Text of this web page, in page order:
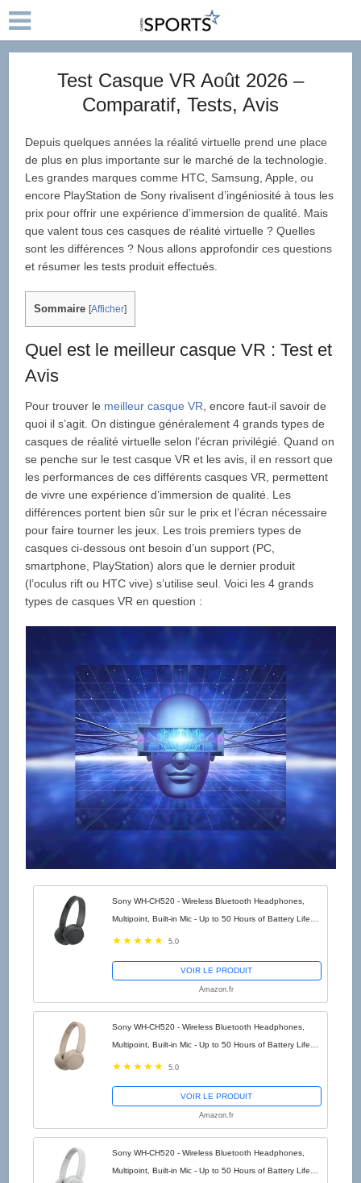
Test Casque VR Août 2026 –
Comparatif, Tests, Avis
Depuis quelques années la réalité virtuelle prend une place
de plus en plus importante sur le marché de la technologie.
Les grandes marques comme HTC, Samsung, Apple, ou
encore PlayStation de Sony rivalisent d’ingéniosité à tous les
prix pour offrir une expérience d’immersion de qualité. Mais
que valent tous ces casques de réalité virtuelle ? Quelles
sont les différences ? Nous allons approfondir ces questions
et résumer les tests produit effectués.
Sommaire [Afficher]
Quel est le meilleur casque VR : Test et
Avis
Pour trouver le meilleur casque VR, encore faut-il savoir de
quoi il s’agit. On distingue généralement 4 grands types de
casques de réalité virtuelle selon l’écran privilégié. Quand on
se penche sur le test casque VR et les avis, il en ressort que
les performances de ces différents casques VR, permettent
de vivre une expérience d’immersion de qualité. Les
différences portent bien sûr sur le prix et l’écran nécessaire
pour faire tourner les jeux. Les trois premiers types de
casques ci-dessous ont besoin d’un support (PC,
smartphone, PlayStation) alors que le dernier produit
(l’oculus rift ou HTC vive) s’utilise seul. Voici les 4 grands
types de casques VR en question :
Sony WH-CH520 - Wireless Bluetooth Headphones,
Multipoint, Built-in Mic - Up to 50 Hours of Battery Life
and Fast Charge - Black
5.0
VOIR LE PRODUIT
Amazon.fr
Sony WH-CH520 - Wireless Bluetooth Headphones,
Multipoint, Built-in Mic - Up to 50 Hours of Battery Life
and Fast Charge - Beige
5.0
VOIR LE PRODUIT
Amazon.fr
Sony WH-CH520 - Wireless Bluetooth Headphones,
Multipoint, Built-in Mic - Up to 50 Hours of Battery Life